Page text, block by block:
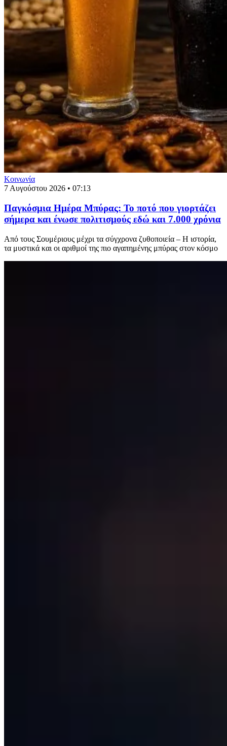
Κοινωνία
7 Αυγούστου 2026 • 07:13
Παγκόσμια Ημέρα Μπύρας: Το ποτό που γιορτάζει
σήμερα και ένωσε πολιτισμούς εδώ και 7.000 χρόνια
Από τους Σουμέριους μέχρι τα σύγχρονα ζυθοποιεία – Η ιστορία,
τα μυστικά και οι αριθμοί της πιο αγαπημένης μπύρας στον κόσμο